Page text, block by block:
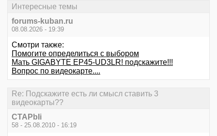
Интересные темы
forums-kuban.ru
08.08.2026 - 19:39
Смотри также:
Помогите определиться с выбором
Мать GIGABYTE EP45-UD3LR! подскажите!!!
Вопрос по видеокарте....
Re: Подскажите есть ли смысл ставить 3
видеокарты??
CTAPbIi
58 - 25.08.2010 - 16:19